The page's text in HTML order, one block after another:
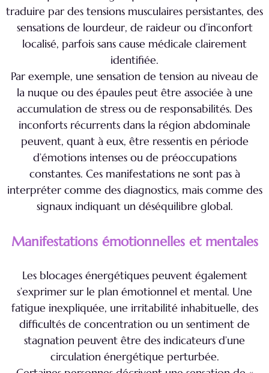
traduire par des tensions musculaires persistantes, des
sensations de lourdeur, de raideur ou d’inconfort
localisé, parfois sans cause médicale clairement
identifiée.
Par exemple, une sensation de tension au niveau de
la nuque ou des épaules peut être associée à une
accumulation de stress ou de responsabilités. Des
inconforts récurrents dans la région abdominale
peuvent, quant à eux, être ressentis en période
d’émotions intenses ou de préoccupations
constantes. Ces manifestations ne sont pas à
interpréter comme des diagnostics, mais comme des
signaux indiquant un déséquilibre global.
Manifestations émotionnelles et mentales
Les blocages énergétiques peuvent également
s’exprimer sur le plan émotionnel et mental. Une
fatigue inexpliquée, une irritabilité inhabituelle, des
difficultés de concentration ou un sentiment de
stagnation peuvent être des indicateurs d’une
circulation énergétique perturbée.